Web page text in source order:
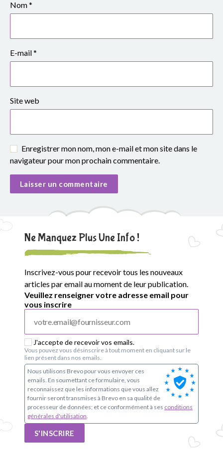
V
i
l
Nom*
E-mail*
Site web
Enregistrer mon nom, mon e-mail et mon site dans le
navigateur pour mon prochain commentaire.
Ne Manquez Plus Une Info !
Inscrivez-vous pour recevoir tous les nouveaux
articles par email au moment de leur publication.
Veuillez renseigner votre adresse email pour
vous inscrire
J'accepte de recevoir vos emails.
Vous pouvez vous désinscrire à tout moment en cliquant sur le
lien présent dans nos emails.
Nous utilisons Brevo pour vous envoyer ces
emails. En soumettant ce formulaire, vous
reconnaissez que les informations que vous allez
fournir seront transmises à Brevo en sa qualité de
processeur de données; et ce conformément à ses conditions
générales d'utilisation
S'INSCRIRE